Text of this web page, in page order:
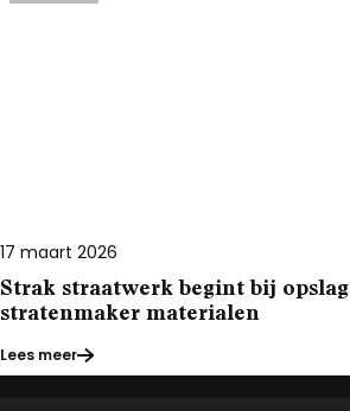
17 maart 2026
Strak straatwerk begint bij opslag
stratenmaker materialen
Lees meer